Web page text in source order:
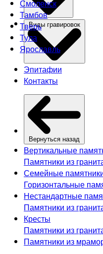
Смоленск
Тамбов
Тверь
Тула
Ярославль
Эпитафии
Контакты
Вернуться назад
Вертикальные
Памятники из
Семейные
Горизонтальные
Нестандартные
Памятники из
Кресты
Памятники из
Памятники из